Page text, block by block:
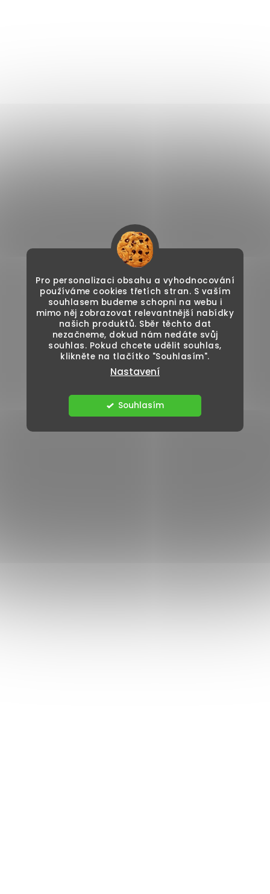
Pro personalizaci obsahu a vyhodnocování
používáme cookies třetích stran. S vaším
souhlasem budeme schopni na webu i
mimo něj zobrazovat relevantnější nabídky
našich produktů. Sběr těchto dat
nezačneme, dokud nám nedáte svůj
souhlas. Pokud chcete udělit souhlas,
klikněte na tlačítko "Souhlasím".
Nastavení
Souhlasím